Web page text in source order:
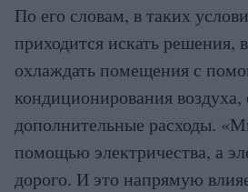
По его словам, в таких
приходится искать решения,
охлаждать помещения с
кондиционирования воздуха,
дополнительные расходы.
помощью электричества, а
дорого. И это напрямую